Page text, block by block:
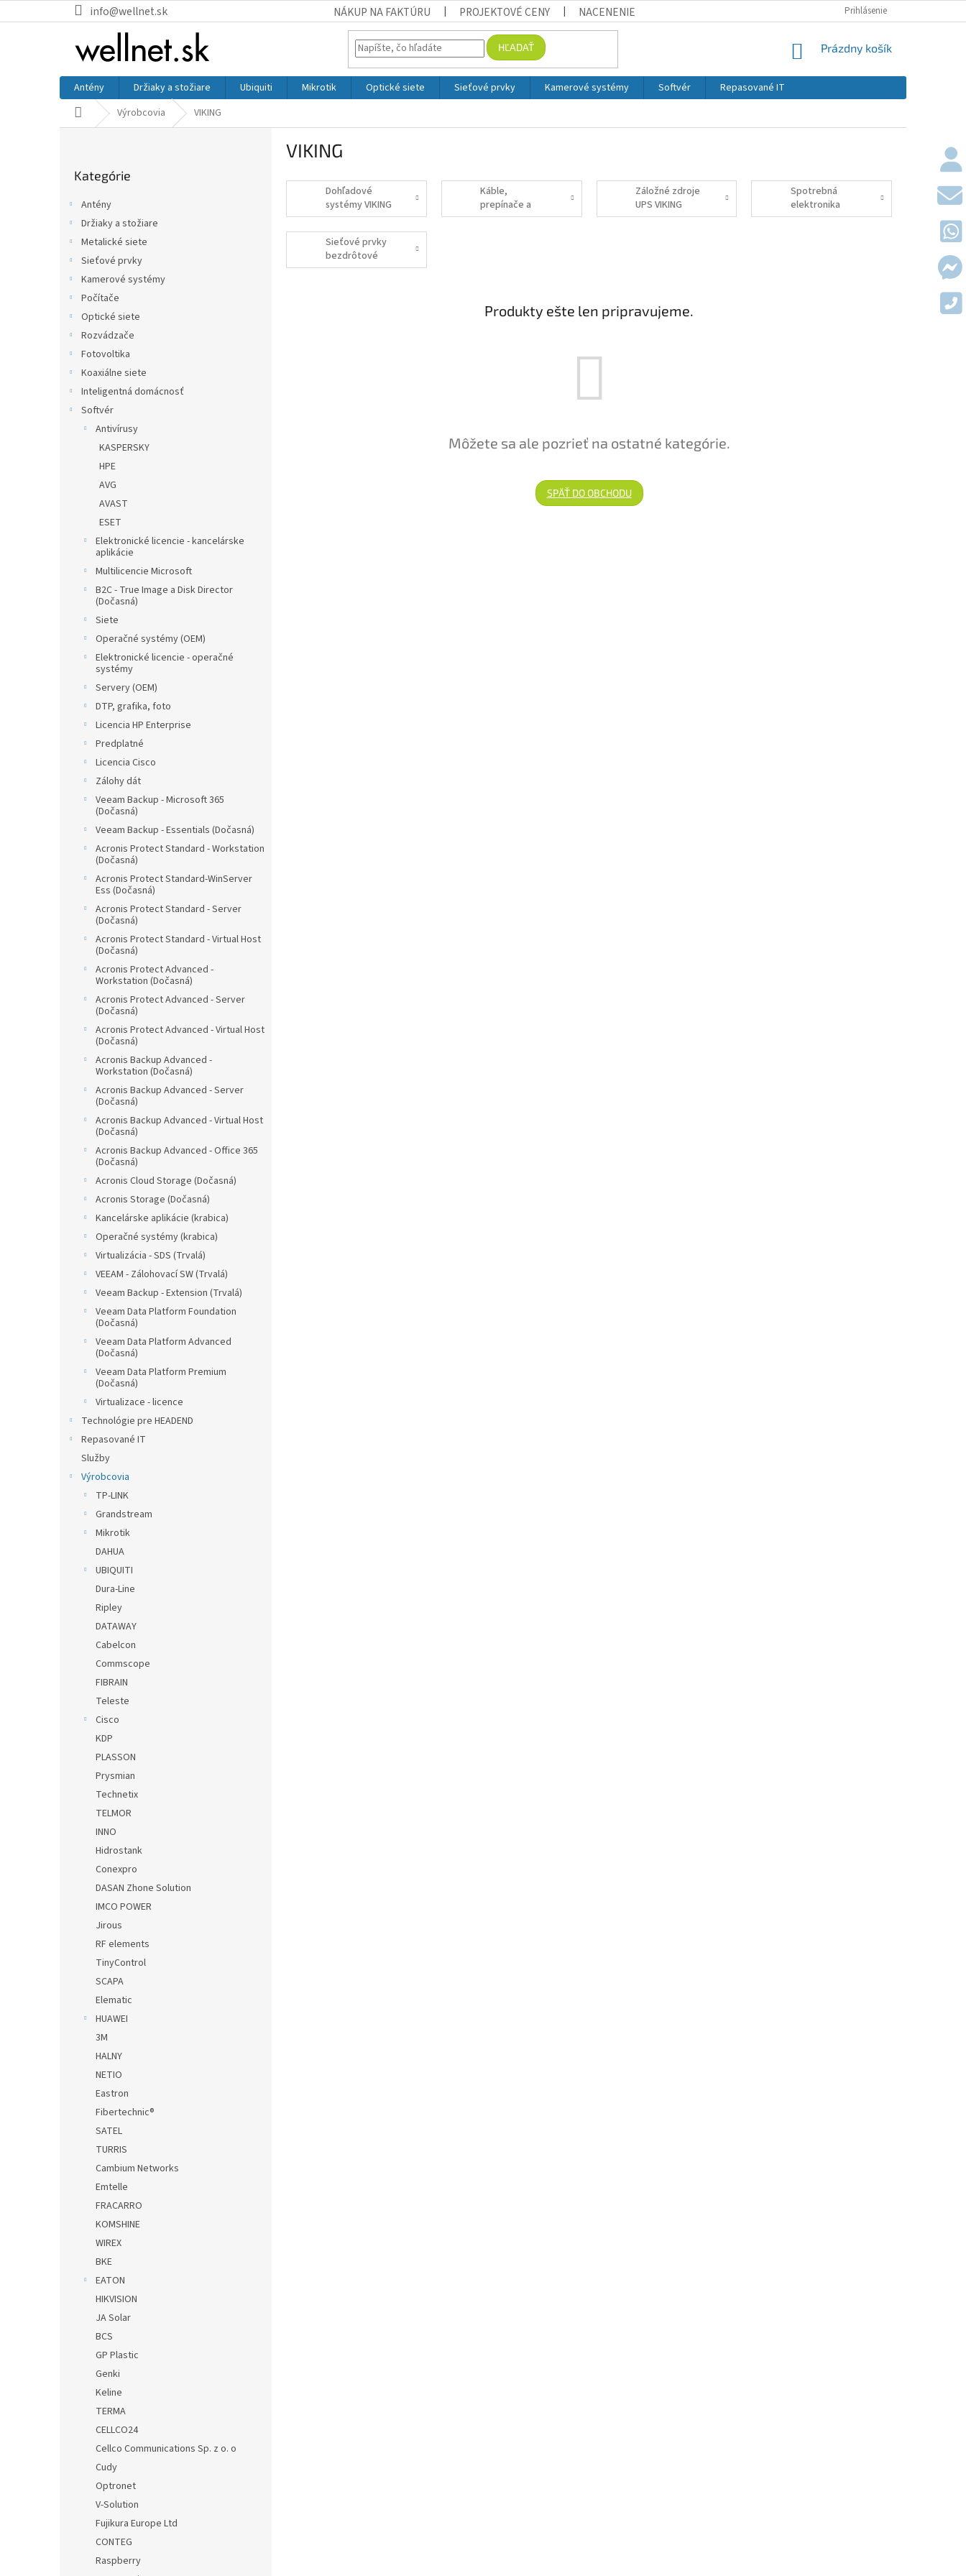
info@wellnet.sk NÁKUP NA FAKTÚRU PROJEKTOVÉ CENY NACENENIE OBCHODNÉ
Prihlásenie
HĽADAŤ NÁKUPNÝ KOŠÍK
Prázdny košík
Antény Držiaky a stožiare Ubiquiti Mikrotik Optické siete Sieťové prvky Kamerové systémy Softvér
Repasované IT
DomovVýrobcovia VIKING
Kategórie
Antény
Držiaky a stožiare
Metalické siete
Sieťové prvky
Kamerové systémy
Počítače
Optické siete
Rozvádzače
Fotovoltika
Koaxiálne siete
Inteligentná domácnosť
Softvér
Antivírusy
KASPERSKY
HPE
AVG
AVAST
ESET
Elektronické licencie - kancelárske
aplikácie
Multilicencie Microsoft
B2C - True Image a Disk Director
(Dočasná)
Siete
Operačné systémy (OEM)
Elektronické licencie - operačné
systémy
Servery (OEM)
DTP, grafika, foto
Licencia HP Enterprise
Predplatné
Licencia Cisco
Zálohy dát
Veeam Backup - Microsoft 365
(Dočasná)
Veeam Backup - Essentials (Dočasná)
Acronis Protect Standard - Workstation
(Dočasná)
Acronis Protect Standard-WinServer
Ess (Dočasná)
Acronis Protect Standard - Server
(Dočasná)
Acronis Protect Standard - Virtual Host
(Dočasná)
Acronis Protect Advanced -
Workstation (Dočasná)
Acronis Protect Advanced - Server
(Dočasná)
Acronis Protect Advanced - Virtual Host
(Dočasná)
Acronis Backup Advanced -
Workstation (Dočasná)
Acronis Backup Advanced - Server
(Dočasná)
Acronis Backup Advanced - Virtual Host
(Dočasná)
Acronis Backup Advanced - Office 365
(Dočasná)
Acronis Cloud Storage (Dočasná)
Acronis Storage (Dočasná)
Kancelárske aplikácie (krabica)
Operačné systémy (krabica)
Virtualizácia - SDS (Trvalá)
VEEAM - Zálohovací SW (Trvalá)
Veeam Backup - Extension (Trvalá)
Veeam Data Platform Foundation
(Dočasná)
Veeam Data Platform Advanced
(Dočasná)
Veeam Data Platform Premium
(Dočasná)
Virtualizace - licence
Technológie pre HEADEND
Repasované IT
Služby
Výrobcovia
TP-LINK
Grandstream
Mikrotik
DAHUA
UBIQUITI
Dura-Line
Ripley
DATAWAY
Cabelcon
Commscope
FIBRAIN
Teleste
Cisco
KDP
PLASSON
Prysmian
Technetix
TELMOR
INNO
Hidrostank
Conexpro
DASAN Zhone Solution
IMCO POWER
Jirous
RF elements
TinyControl
SCAPA
Elematic
HUAWEI
3M
HALNY
NETIO
Eastron
Fibertechnic®
SATEL
TURRIS
Cambium Networks
Emtelle
FRACARRO
KOMSHINE
WIREX
BKE
EATON
HIKVISION
JA Solar
BCS
GP Plastic
Genki
Keline
TERMA
CELLCO24
Cellco Communications Sp. z o. o
Cudy
Optronet
V-Solution
Fujikura Europe Ltd
CONTEG
Raspberry
VIKING
Dohľadové
systémy VIKING
Káble,
prepínače a
redukcie VIKING
Záložné zdroje
UPS VIKING
Spotrebná
elektronika
VIKING
Sieťové prvky
bezdrôtové
VIKING
Produkty ešte len pripravujeme.
Môžete sa ale pozrieť na ostatné kategórie.
SPÄŤ DO OBCHODU